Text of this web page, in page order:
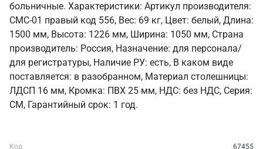
больничные. Характеристики: Артикул производителя:
СМС-01 правый код 556, Вес: 69 кг, Цвет: белый, Длина:
1500 мм, Высота: 1226 мм, Ширина: 1050 мм, Страна
производитель: Россия, Назначение: для персонала/
для регистратуры, Наличие РУ: есть, В каком виде
поставляется: в разобранном, Материал столешницы:
ЛДСП 16 мм, Кромка: ПВХ 25 мм, НДС: без НДС, Серия:
СМ, Гарантийный срок: 1 год.
Код
67455